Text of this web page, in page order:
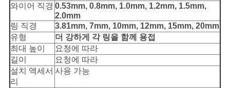
와이어 직경 0.53mm, 0.8mm, 1.0mm, 1.2mm, 1.5mm,
2.0mm
링 직경
3.81mm, 7mm, 10mm, 12mm, 15mm, 20mm
유형
더 강하게 각 링을 함께 용접
최대 높이
요청에 따라
길이
요청에 따라
설치 액세서
리
사용 가능